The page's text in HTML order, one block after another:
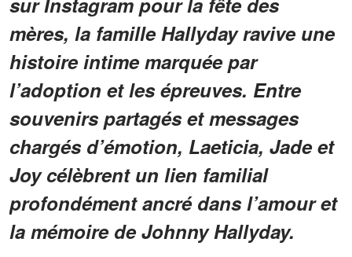
mères, la famille Hallyday ravive une
histoire intime marquée par
l’adoption et les épreuves. Entre
souvenirs partagés et messages
chargés d’émotion, Laeticia, Jade et
Joy célèbrent un lien familial
profondément ancré dans l’amour et
la mémoire de Johnny Hallyday.